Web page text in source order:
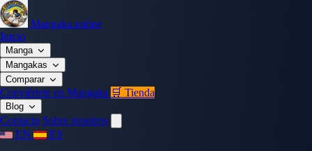
Mangaka.online
Inicio
Manga
Mangakas
Comparar
Conviértete en Mangaka 🛒 Tienda
Blog
Contacto Sobre nosotros
EN
ES